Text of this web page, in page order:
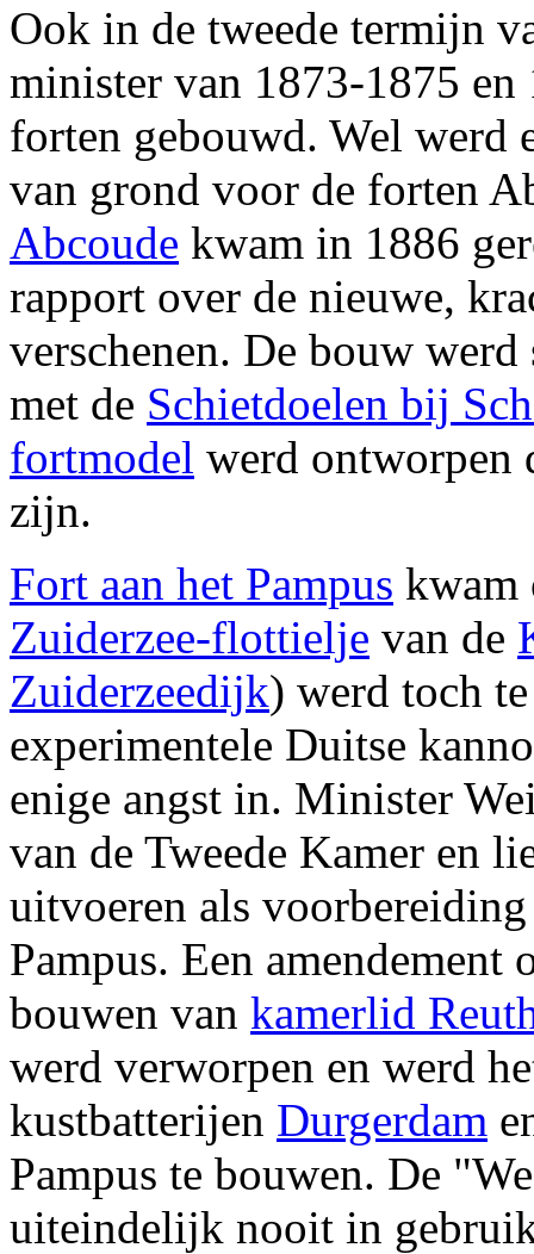
Ook in de tweede termijn
minister van 1873-1875
forten gebouwd. Wel werd
van grond voor de forten
Abcoude kwam in 1886
rapport over de nieuwe,
verschenen. De bouw
met de Schietdoelen bij
fortmodel werd ontworpen
zijn.
Fort aan het Pampus kwam
Zuiderzee-flottielje van de
Zuiderzeedijk) werd toch
experimentele Duitse
enige angst in. Minister
van de Tweede Kamer en
uitvoeren als
Pampus. Een amendement
bouwen van kamerlid
werd verworpen en werd
kustbatterijen Durgerdam
Pampus te bouwen. De
uiteindelijk nooit in